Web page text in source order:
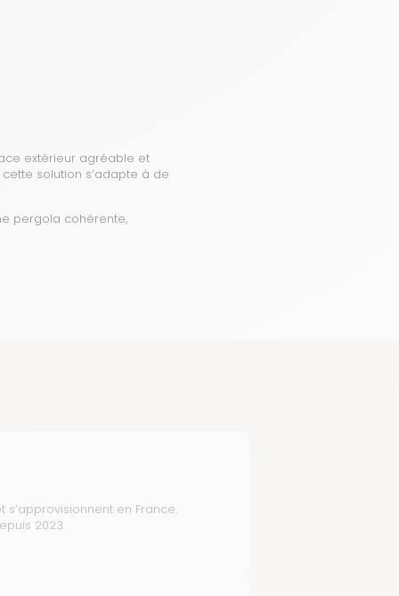
extérieur agréable et
solution s’adapte à de
pergola cohérente,
en France.
2023.